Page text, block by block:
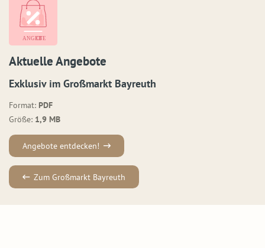
Aktuelle Angebote
Exklusiv im Großmarkt Bayreuth
Format: PDF
Größe: 1,9 MB
Angebote entdecken!
Zum Großmarkt Bayreuth